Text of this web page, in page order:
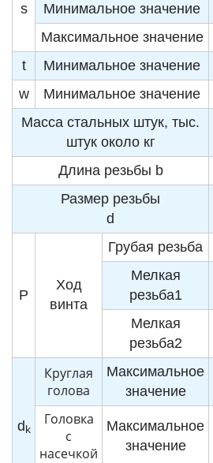
s
Минимальное значение
Максимальное значение
t
Минимальное значение
w
Минимальное значение
Масса стальных штук, тыс.
штук около кг
Длина резьбы b
Размер резьбы
d
P
Ход
винта
Грубая резьба
Мелкая
резьба1
Мелкая
резьба2
d k
Круглая
голова
Максимальное
значение
Головка
с
насечкой
Максимальное
значение